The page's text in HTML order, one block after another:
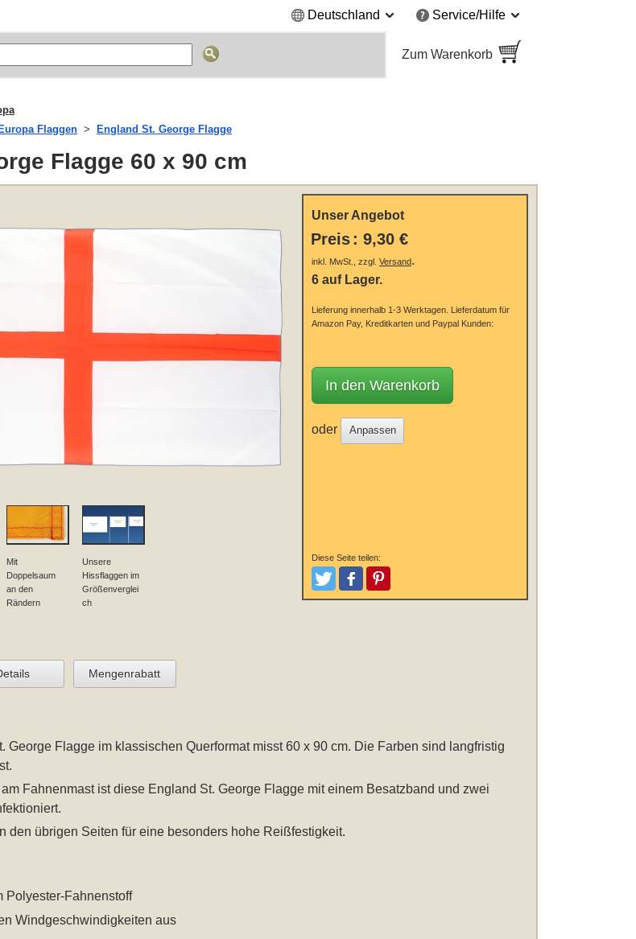
Deutschland Service/Hilfe
Zum Warenkorb
Europa Flaggen England St. George Flagge
Flagge 60 x 90 cm
Mit
Doppelsaum
an den
Rändern
Unsere
Hissflaggen im
Größenverglei
ch
Unser Angebot
Preis : 9,30 €
inkl. MwSt., zzgl. Versand.
6 auf Lager.
Lieferung innerhalb 1-3 Werktagen.
Lieferdatum für
Amazon Pay, Kreditkarten und Paypal Kunden:
In den Warenkorb
oder Anpassen
Diese Seite teilen:
TweetenPostenPinterest
Mengenrabatt
George Flagge im klassischen Querformat misst 60 x 90 cm. Die Farben sind langfristig
Fahnenmast ist diese England St. George Flagge mit einem Besatzband und zwei
den übrigen Seiten für eine besonders hohe Reißfestigkeit.
Polyester-Fahnenstoff
Windgeschwindigkeiten aus